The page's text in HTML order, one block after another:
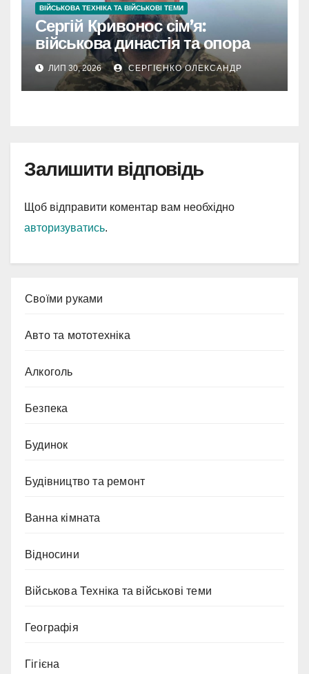
ВІЙСЬКОВА ТЕХНІКА ТА ВІЙСЬКОВІ ТЕМИ
Сергій Кривонос сім’я:
військова династія та опора
ЛИП 30, 2026 СЕРГІЄНКО ОЛЕКСАНДР
Залишити відповідь
Щоб відправити коментар вам необхідно
авторизуватись.
Cвоїми руками
Авто та мототехніка
Алкоголь
Безпека
Будинок
Будівництво та ремонт
Ванна кімната
Відносини
Військова Техніка та військові теми
Географія
Гігієна